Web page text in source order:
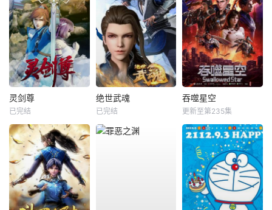
灵剑尊
已完结
绝世武魂
已完结
吞噬星空
更新至第235集